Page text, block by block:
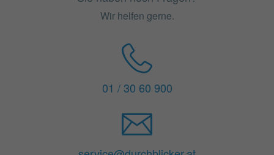
Wir helfen gerne.
01 / 30 60 900